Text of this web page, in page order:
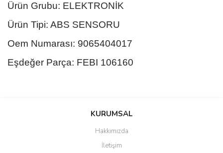
Ürün Grubu: ELEKTRONİK
Ürün Tipi: ABS SENSORU
Oem Numarası: 9065404017
Eşdeğer Parça: FEBI 106160
Bu ürüne ilk yorumu siz yapın!
Yorum Yaz
Ürün resmi kalitesiz, bozuk veya görüntülenemiyor.
KURUMSAL
Hakkımızda
İletişim